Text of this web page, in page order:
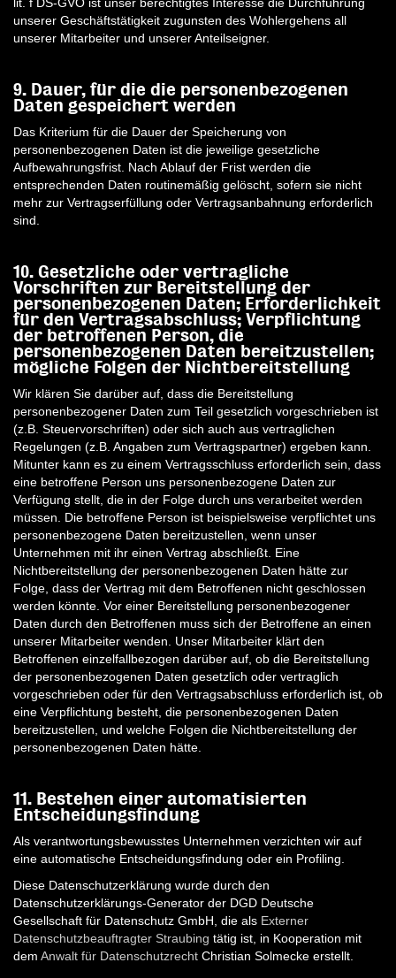
unserer Geschäftstätigkeit zugunsten des Wohlergehens all
unserer Mitarbeiter und unserer Anteilseigner.
9. Dauer, für die die personenbezogenen
Daten gespeichert werden
Das Kriterium für die Dauer der Speicherung von
personenbezogenen Daten ist die jeweilige gesetzliche
Aufbewahrungsfrist. Nach Ablauf der Frist werden die
entsprechenden Daten routinemäßig gelöscht, sofern sie nicht
mehr zur Vertragserfüllung oder Vertragsanbahnung erforderlich
sind.
10. Gesetzliche oder vertragliche
Vorschriften zur Bereitstellung der
personenbezogenen Daten; Erforderlichkeit
für den Vertragsabschluss; Verpflichtung
der betroffenen Person, die
personenbezogenen Daten bereitzustellen;
mögliche Folgen der Nichtbereitstellung
Wir klären Sie darüber auf, dass die Bereitstellung
personenbezogener Daten zum Teil gesetzlich vorgeschrieben ist
(z.B. Steuervorschriften) oder sich auch aus vertraglichen
Regelungen (z.B. Angaben zum Vertragspartner) ergeben kann.
Mitunter kann es zu einem Vertragsschluss erforderlich sein, dass
eine betroffene Person uns personenbezogene Daten zur
Verfügung stellt, die in der Folge durch uns verarbeitet werden
müssen. Die betroffene Person ist beispielsweise verpflichtet uns
personenbezogene Daten bereitzustellen, wenn unser
Unternehmen mit ihr einen Vertrag abschließt. Eine
Nichtbereitstellung der personenbezogenen Daten hätte zur
Folge, dass der Vertrag mit dem Betroffenen nicht geschlossen
werden könnte. Vor einer Bereitstellung personenbezogener
Daten durch den Betroffenen muss sich der Betroffene an einen
unserer Mitarbeiter wenden. Unser Mitarbeiter klärt den
Betroffenen einzelfallbezogen darüber auf, ob die Bereitstellung
der personenbezogenen Daten gesetzlich oder vertraglich
vorgeschrieben oder für den Vertragsabschluss erforderlich ist, ob
eine Verpflichtung besteht, die personenbezogenen Daten
bereitzustellen, und welche Folgen die Nichtbereitstellung der
personenbezogenen Daten hätte.
11. Bestehen einer automatisierten
Entscheidungsfindung
Als verantwortungsbewusstes Unternehmen verzichten wir auf
eine automatische Entscheidungsfindung oder ein Profiling.
Diese Datenschutzerklärung wurde durch den
Datenschutzerklärungs-Generator der DGD Deutsche
Gesellschaft für Datenschutz GmbH, die als Externer
Datenschutzbeauftragter Straubing tätig ist, in Kooperation mit
dem Anwalt für Datenschutzrecht Christian Solmecke erstellt.